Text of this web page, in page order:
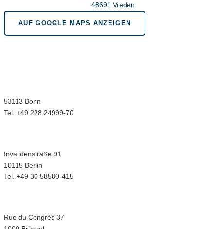
48691 Vreden
AUF GOOGLE MAPS ANZEIGEN
53113 Bonn
Tel. +49 228 24999-70
Invalidenstraße 91
10115 Berlin
Tel. +49 30 58580-415
Rue du Congrès 37